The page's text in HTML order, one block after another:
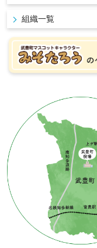
組織一覧